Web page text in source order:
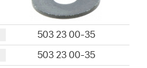
503 23 00-35
503 23 00-35